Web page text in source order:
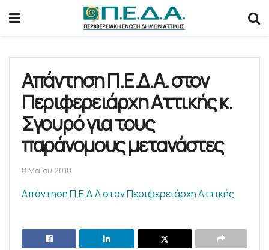
Απάντηση Π.Ε.Δ.Α. στον
Περιφερειάρχη Αττικής κ.
Σγουρό για τους
παράνομους μετανάστες
8 Μαΐου 2018
Απάντηση Π.Ε.Δ.Α στον Περιφερειάρχη Αττικής